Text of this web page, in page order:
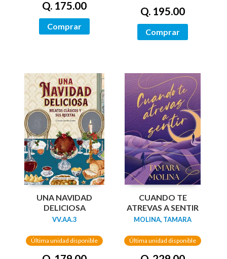
Q. 175.00
Comprar
Q. 195.00
Comprar
UNA NAVIDAD
DELICIOSA
VV.AA.3
Última unidad disponible
CUANDO TE
ATREVAS A SENTIR
MOLINA, TAMARA
Última unidad disponible